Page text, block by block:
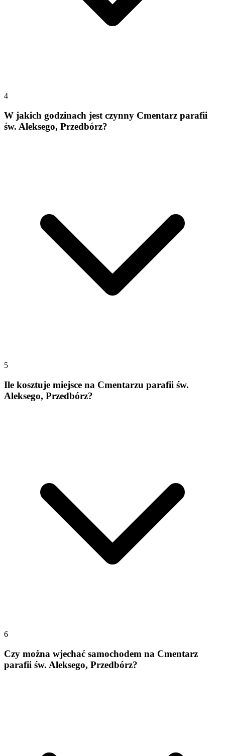
4
W jakich godzinach jest czynny Cmentarz parafii
św. Aleksego, Przedbórz?
5
Ile kosztuje miejsce na Cmentarzu parafii św.
Aleksego, Przedbórz?
6
Czy można wjechać samochodem na Cmentarz
parafii św. Aleksego, Przedbórz?